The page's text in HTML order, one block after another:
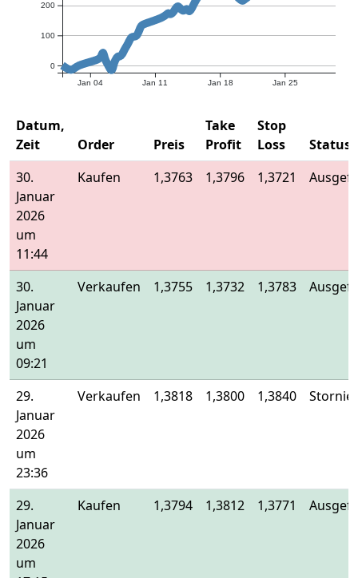
Jan 04 Jan 11 Jan 18 Jan 25
0
100
200
Datum,
Zeit
Order Preis
Take
Profit
Stop
Loss
Status
30.
Januar
2026
um
11:44
Kaufen 1,3763 1,3796 1,3721
30.
Januar
2026
um
09:21
Verkaufen 1,3755 1,3732 1,3783
29.
Januar
2026
um
23:36
Verkaufen 1,3818 1,3800 1,3840
29.
Januar
2026
um
Kaufen 1,3794 1,3812 1,3771